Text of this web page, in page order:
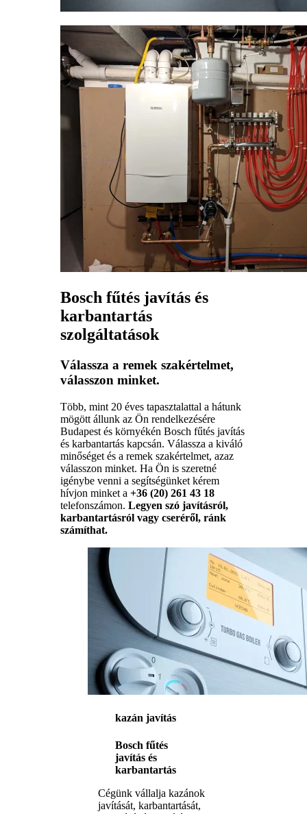
Bosch fűtés javítás és
karbantartás
szolgáltatások
Válassza a remek szakértelmet,
válasszon minket.
Több, mint 20 éves tapasztalattal a hátunk
mögött állunk az Ön rendelkezésére
Budapest és környékén Bosch fűtés javítás
és karbantartás kapcsán. Válassza a kiváló
minőséget és a remek szakértelmet, azaz
válasszon minket. Ha Ön is szeretné
igénybe venni a segítségünket kérem
hívjon minket a +36 (20) 261 43 18
telefonszámon. Legyen szó javításról,
karbantartásról vagy cseréről, ránk
számíthat.
kazán javítás
Bosch fűtés
javítás és
karbantartás
Cégünk vállalja kazánok
javítását, karbantartását,